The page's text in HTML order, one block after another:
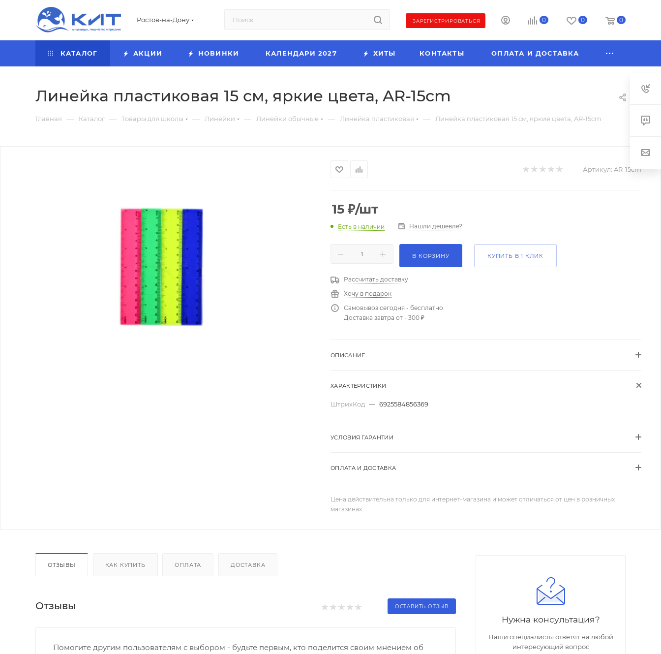
Ростов-на-Дону ЗАРЕГИСТРИРОВАТЬСЯ 0 0 0
КАТАЛОГ АКЦИИ НОВИНКИ КАЛЕНДАРИ 2027 ХИТЫ КОНТАКТЫ ОПЛАТА И ДОСТАВКА
Линейка пластиковая 15 см, яркие цвета, AR-15cm
Главная — Каталог — Товары для школы — Линейки — Линейки обычные — Линейка пластиковая — Линейка пластиковая 15 см, яркие цвета, AR-15cm
Артикул: AR-15cm
15 ₽/шт
Есть в наличии Нашли дешевле?
В КОРЗИНУ КУПИТЬ В 1 КЛИК
Рассчитать доставку
Хочу в подарок
Самовывоз сегодня - бесплатно
Доставка завтра от - 300 ₽
ОПИСАНИЕ
ХАРАКТЕРИСТИКИ
ШтрихКод — 6925584856369
УСЛОВИЯ ГАРАНТИИ
ОПЛАТА И ДОСТАВКА
Цена действительна только для интернет-магазина и может отличаться от цен в розничных
магазинах
ОТЗЫВЫ КАК КУПИТЬ ОПЛАТА ДОСТАВКА
Отзывы ОСТАВИТЬ ОТЗЫВ
Помогите другим пользователям с выбором - будьте первым, кто поделится своим мнением об
Нужна консультация?
Наши специалисты ответят на любой
интересующий вопрос